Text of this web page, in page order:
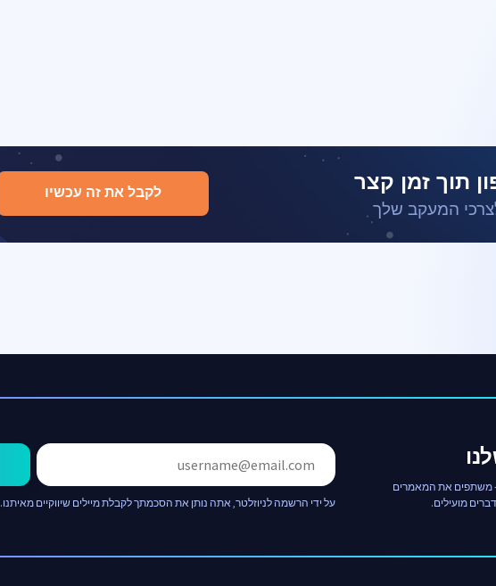
תוך זמן קצר
המעקב שלך
לקבל את זה עכשיו
- משתפים את המאמרים
מועילים.
על ידי הרשמה לניוזלטר, אתה נותן את הסכמתך לקבלת מיילים שיווקיים מאיתנו.